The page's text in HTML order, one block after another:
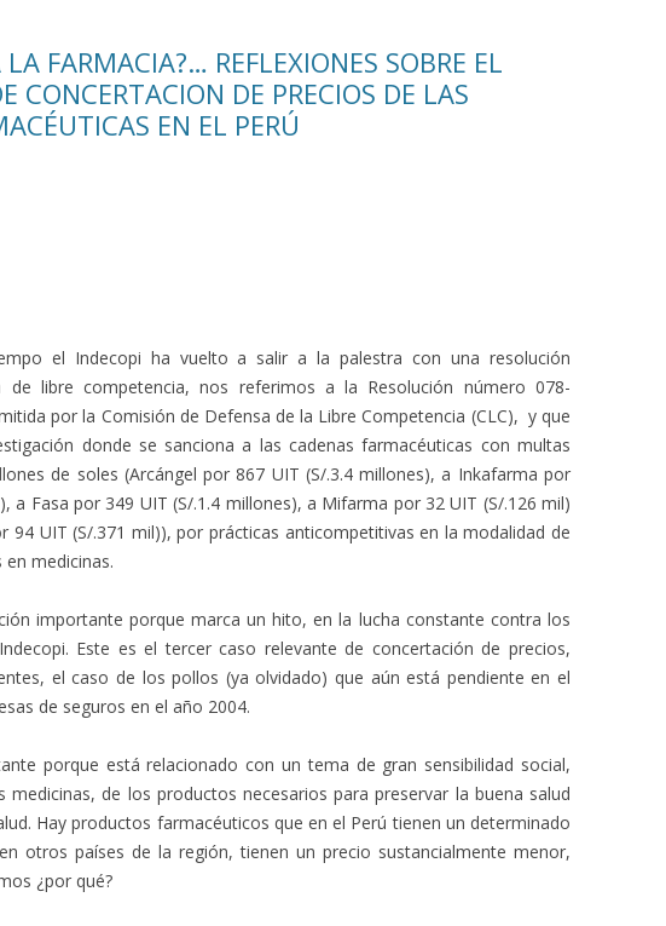
FARMACIA?… REFLEXIONES SOBRE EL
CONCERTACION DE PRECIOS DE LAS
EN EL PERÚ
el Indecopi ha vuelto a salir a la palestra con una resolución
de libre competencia, nos referimos a la Resolución número 078-
por la Comisión de Defensa de la Libre Competencia (CLC), y que
donde se sanciona a las cadenas farmacéuticas con multas
de soles (Arcángel por 867 UIT (S/.3.4 millones), a Inkafarma por
a Fasa por 349 UIT (S/.1.4 millones), a Mifarma por 32 UIT (S/.126 mil)
94 UIT (S/.371 mil)), por prácticas anticompetitivas en la modalidad de
medicinas.
importante porque marca un hito, en la lucha constante contra los
Este es el tercer caso relevante de concertación de precios,
el caso de los pollos (ya olvidado) que aún está pendiente en el
de seguros en el año 2004.
porque está relacionado con un tema de gran sensibilidad social,
de los productos necesarios para preservar la buena salud
Hay productos farmacéuticos que en el Perú tienen un determinado
otros países de la región, tienen un precio sustancialmente menor,
¿por qué?